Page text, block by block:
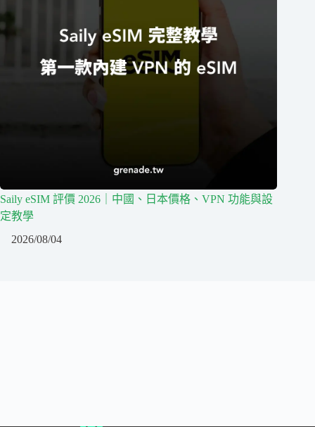
Saily eSIM 評價 2026｜中國、日本價格、VPN 功能與設
定教學
2026/08/04